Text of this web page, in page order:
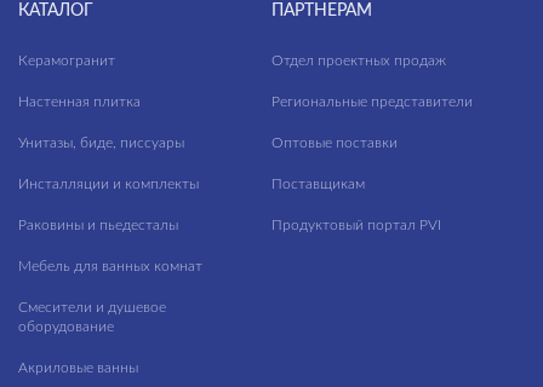
КАТАЛОГ
Керамогранит
Настенная плитка
Унитазы, биде, писсуары
Инсталляции и комплекты
Раковины и пьедесталы
Мебель для ванных комнат
Смесители и душевое
оборудование
Акриловые ванны
ПАРТНЕРАМ
Отдел проектных продаж
Региональные представители
Оптовые поставки
Поставщикам
Продуктовый портал PVI